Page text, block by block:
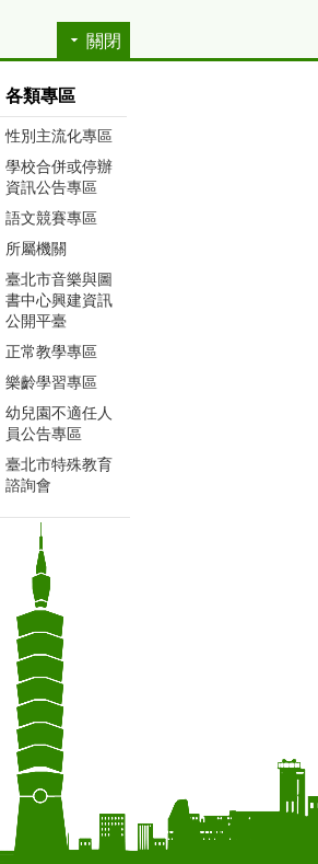
關閉
各類專區
性別主流化專區
學校合併或停辦
資訊公告專區
語文競賽專區
所屬機關
臺北市音樂與圖
書中心興建資訊
公開平臺
正常教學專區
樂齡學習專區
幼兒園不適任人
員公告專區
臺北市特殊教育
諮詢會